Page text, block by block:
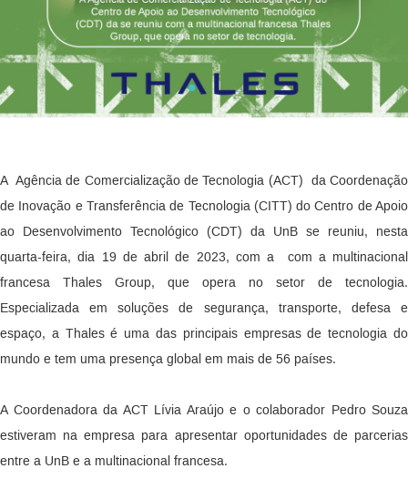
A Agência de Comercialização de Tecnologia (ACT) da Coordenação
de Inovação e Transferência de Tecnologia (CITT) do Centro de Apoio
ao Desenvolvimento Tecnológico (CDT) da UnB se reuniu, nesta
quarta-feira, dia 19 de abril de 2023, com a com a multinacional
francesa Thales Group, que opera no setor de tecnologia.
Especializada em soluções de segurança, transporte, defesa e
espaço, a Thales é uma das principais empresas de tecnologia do
mundo e tem uma presença global em mais de 56 países.
A Coordenadora da ACT Lívia Araújo e o colaborador Pedro Souza
estiveram na empresa para apresentar oportunidades de parcerias
entre a UnB e a multinacional francesa.